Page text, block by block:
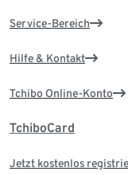
Service-Bereich
Hilfe & Kontakt
Tchibo Online-Konto
TchiboCard
Jetzt kostenlos